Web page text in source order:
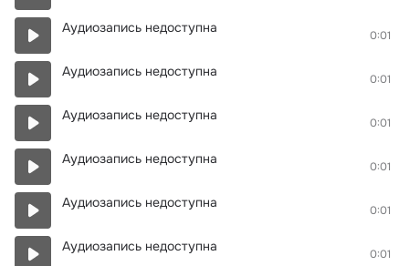
Аудиозапись недоступна 0:01
Аудиозапись недоступна 0:01
Аудиозапись недоступна 0:01
Аудиозапись недоступна 0:01
Аудиозапись недоступна 0:01
Аудиозапись недоступна 0:01